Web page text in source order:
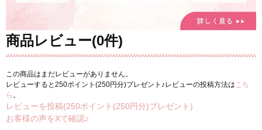
商品レビュー(0件)
この商品はまだレビューがありません。
レビューすると250ポイント(250円分)プレゼント♪レビューの投稿方法は こち
ら 。
レビューを投稿(250ポイント(250円分)プレゼント)
お客様の声をXで確認♪